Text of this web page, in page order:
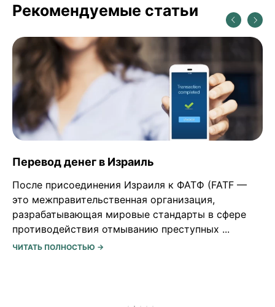
Рекомендуемые статьи
Перевод денег в Израиль
После присоединения Израиля к ФАТФ (FATF —
это межправительственная организация,
разрабатывающая мировые стандарты в сфере
противодействия отмыванию преступных ...
ЧИТАТЬ ПОЛНОСТЬЮ →